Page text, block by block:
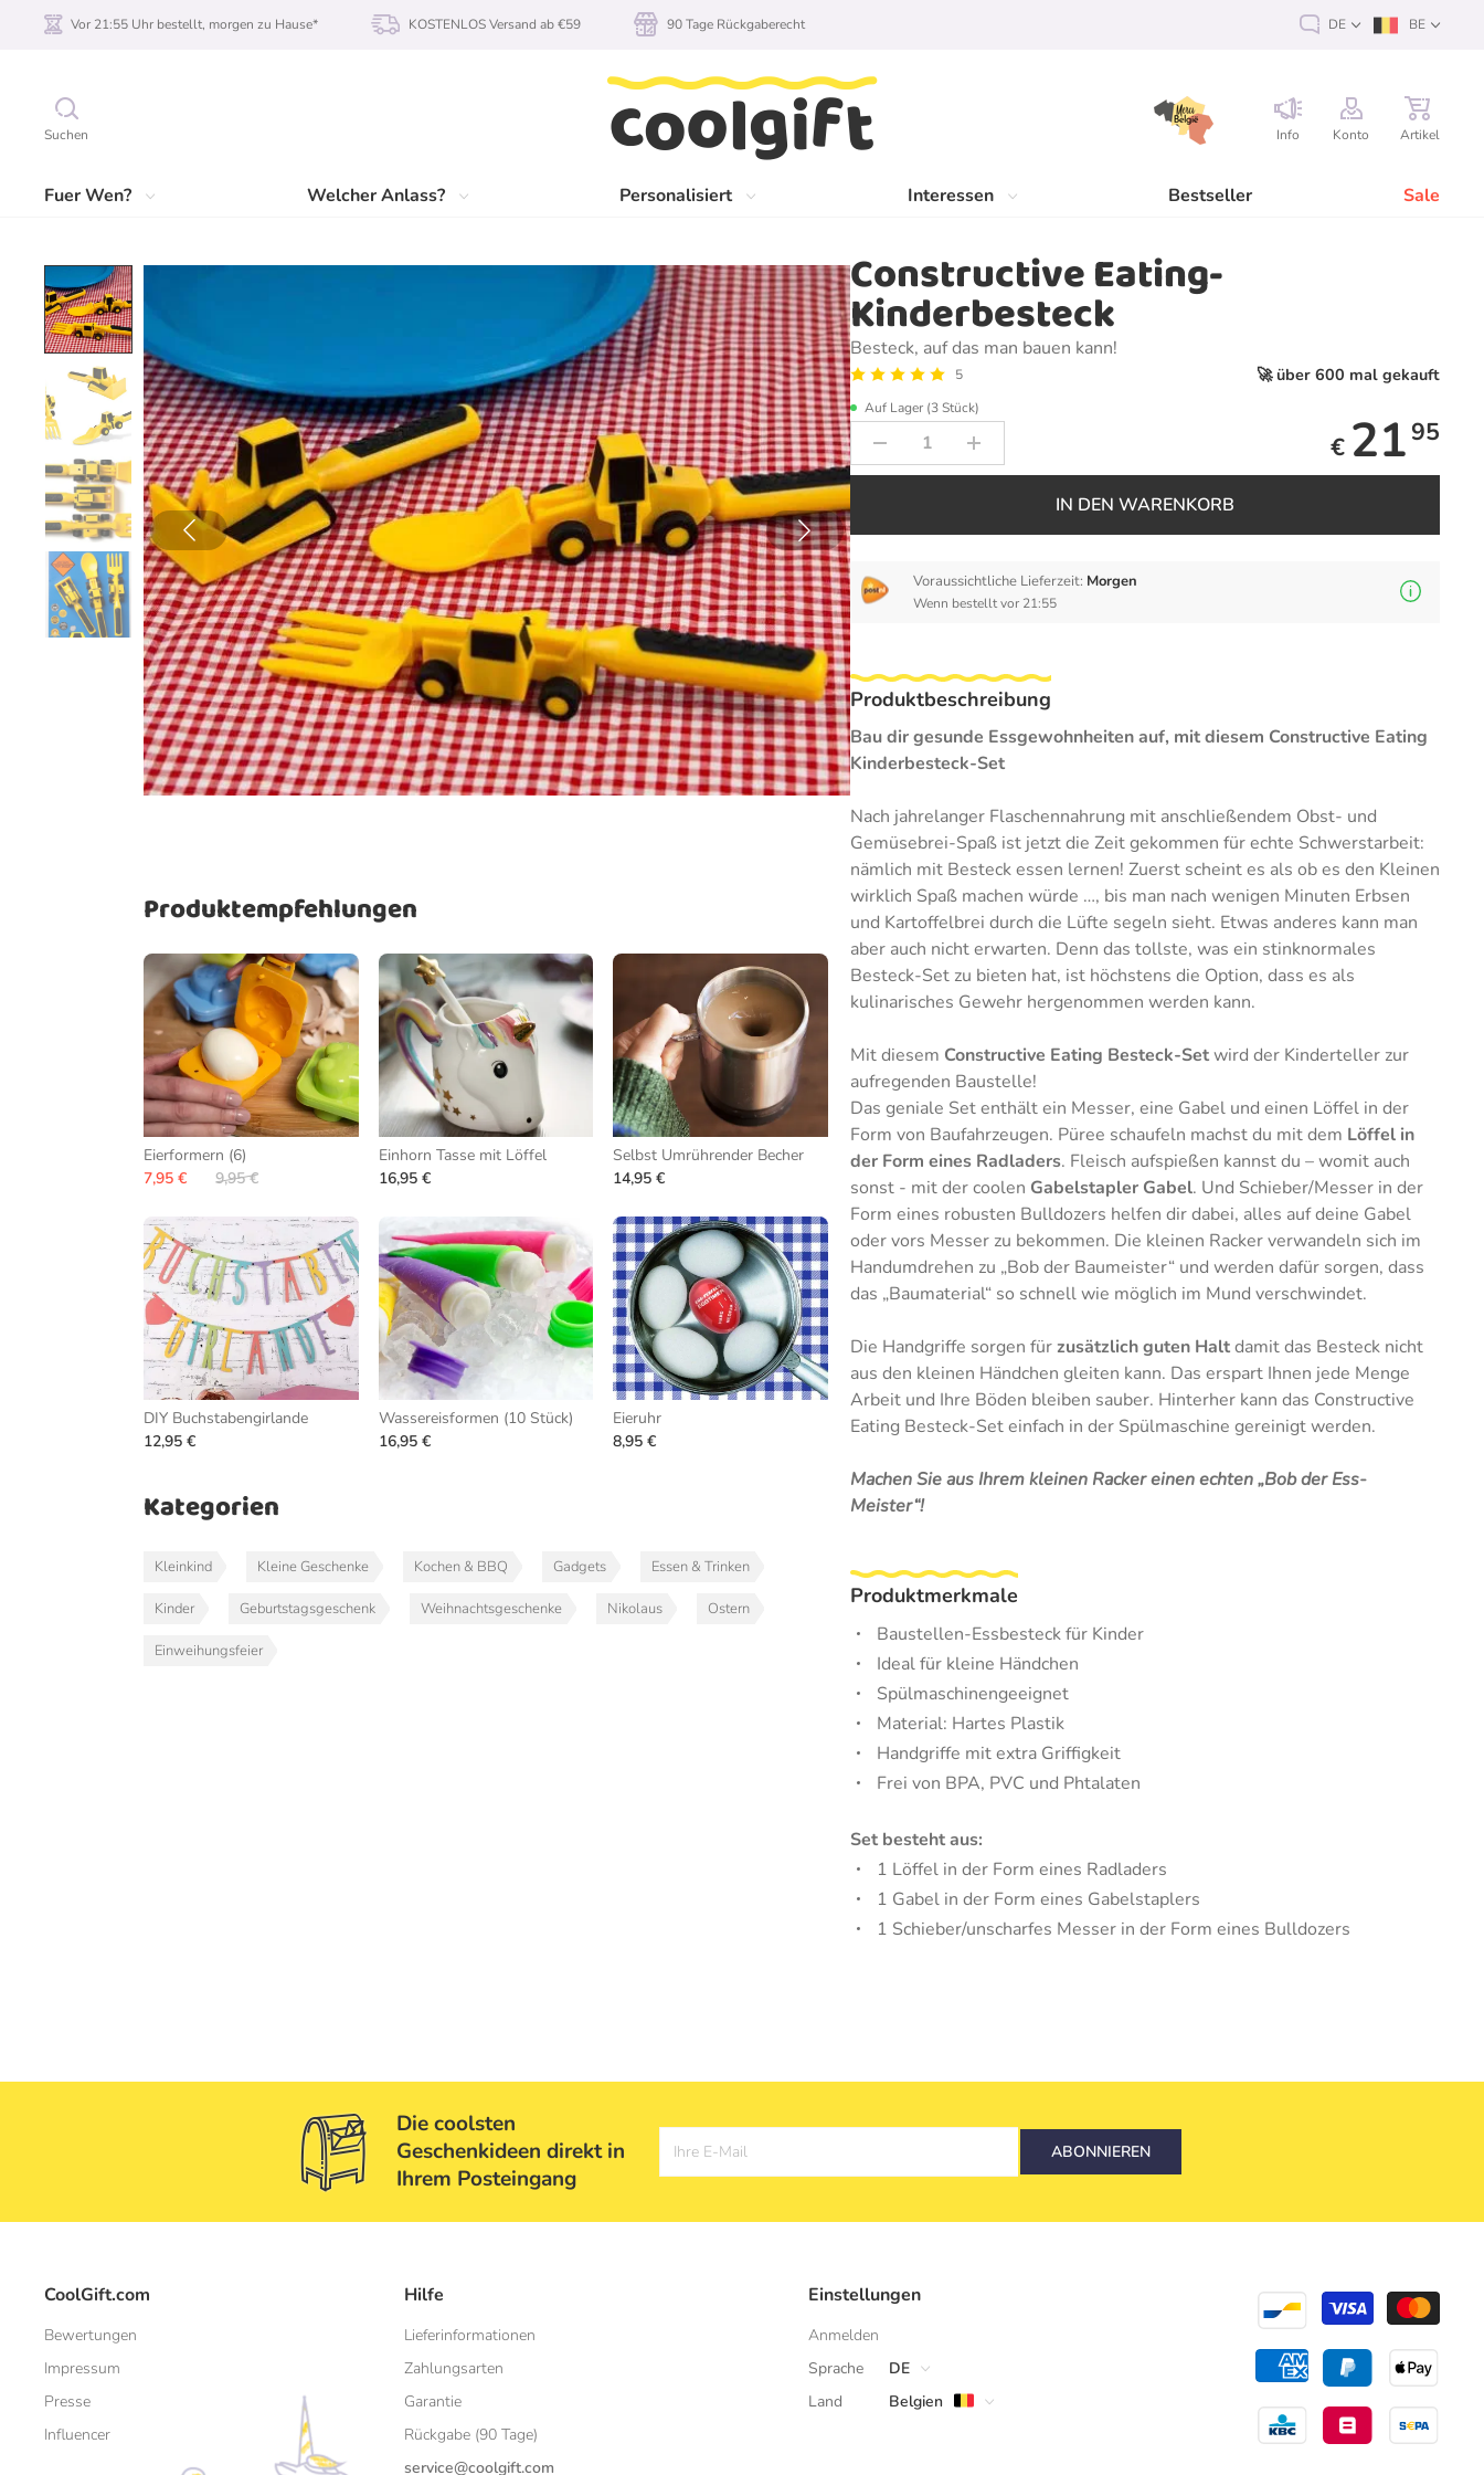
Suchen Info Konto Artikel
Fuer Wen? Welcher Anlass? Personalisiert Interessen Bestseller Sale
Vor 21:55 Uhr bestellt, morgen zu Hause* KOSTENLOS Versand ab €59 90 Tage Rückgaberecht DE BE
Produktempfehlungen
Eierformern (6)
7,95 €
9,95 €
Einhorn Tasse mit Löffel
16,95 €
Selbst Umrührender Becher
14,95 €
DIY Buchstabengirlande
12,95 €
Wassereisformen (10 Stück)
16,95 €
Eieruhr
8,95 €
Kategorien
Kleinkind Kleine Geschenke Kochen & BBQ Gadgets Essen & Trinken
Kinder Geburtstagsgeschenk Weihnachtsgeschenke Nikolaus Ostern
Einweihungsfeier
Constructive Eating-
Kinderbesteck
Besteck, auf das man bauen kann!
5 🚀 über 600 mal gekauft
Auf Lager (3 Stück)
€ 21 95
IN DEN WARENKORB
Voraussichtliche Lieferzeit: Morgen
Wenn bestellt vor 21:55
Produktbeschreibung
Bau dir gesunde Essgewohnheiten auf, mit diesem Constructive Eating
Kinderbesteck-Set
Nach jahrelanger Flaschennahrung mit anschließendem Obst- und
Gemüsebrei-Spaß ist jetzt die Zeit gekommen für echte Schwerstarbeit:
nämlich mit Besteck essen lernen! Zuerst scheint es als ob es den Kleinen
wirklich Spaß machen würde …, bis man nach wenigen Minuten Erbsen
und Kartoffelbrei durch die Lüfte segeln sieht. Etwas anderes kann man
aber auch nicht erwarten. Denn das tollste, was ein stinknormales
Besteck-Set zu bieten hat, ist höchstens die Option, dass es als
kulinarisches Gewehr hergenommen werden kann.
Mit diesem Constructive Eating Besteck-Setwird der Kinderteller zur
aufregenden Baustelle!
Das geniale Set enthält ein Messer, eine Gabel und einen Löffel in der
Form von Baufahrzeugen. Püree schaufeln machst du mit dem Löffel in
der Form eines Radladers. Fleisch aufspießen kannst du – womit auch
sonst - mit der coolen Gabelstapler Gabel. Und Schieber/Messer in der
Form eines robusten Bulldozers helfen dir dabei, alles auf deine Gabel
oder vors Messer zu bekommen. Die kleinen Racker verwandeln sich im
Handumdrehen zu „Bob der Baumeister“ und werden dafür sorgen, dass
das „Baumaterial“ so schnell wie möglich im Mund verschwindet.
Die Handgriffe sorgen für zusätzlich guten Haltdamit das Besteck nicht
aus den kleinen Händchen gleiten kann. Das erspart Ihnen jede Menge
Arbeit und Ihre Böden bleiben sauber. Hinterher kann das Constructive
Eating Besteck-Set einfach in der Spülmaschine gereinigt werden.
Machen Sie aus Ihrem kleinen Racker einen echten „Bob der Ess-
Meister“!
Produktmerkmale
Baustellen-Essbesteck für Kinder
Ideal für kleine Händchen
Spülmaschinengeeignet
Material: Hartes Plastik
Handgriffe mit extra Griffigkeit
Frei von BPA, PVC und Phtalaten
Set besteht aus:
1 Löffel in der Form eines Radladers
1 Gabel in der Form eines Gabelstaplers
1 Schieber/unscharfes Messer in der Form eines Bulldozers
Die coolsten
Geschenkideen direkt in
Ihrem Posteingang
Ihre E-Mail ABONNIEREN
CoolGift.com
Bewertungen
Impressum
Presse
Influencer
Hilfe
Lieferinformationen
Zahlungsarten
Garantie
Rückgabe (90 Tage)
service@coolgift.com
Einstellungen
Anmelden
Sprache
DE
Land
Belgien